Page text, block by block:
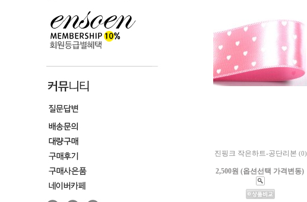
진핑크 작은하트-공단리본 (0)
2,500원 (옵션선택 가격변동)